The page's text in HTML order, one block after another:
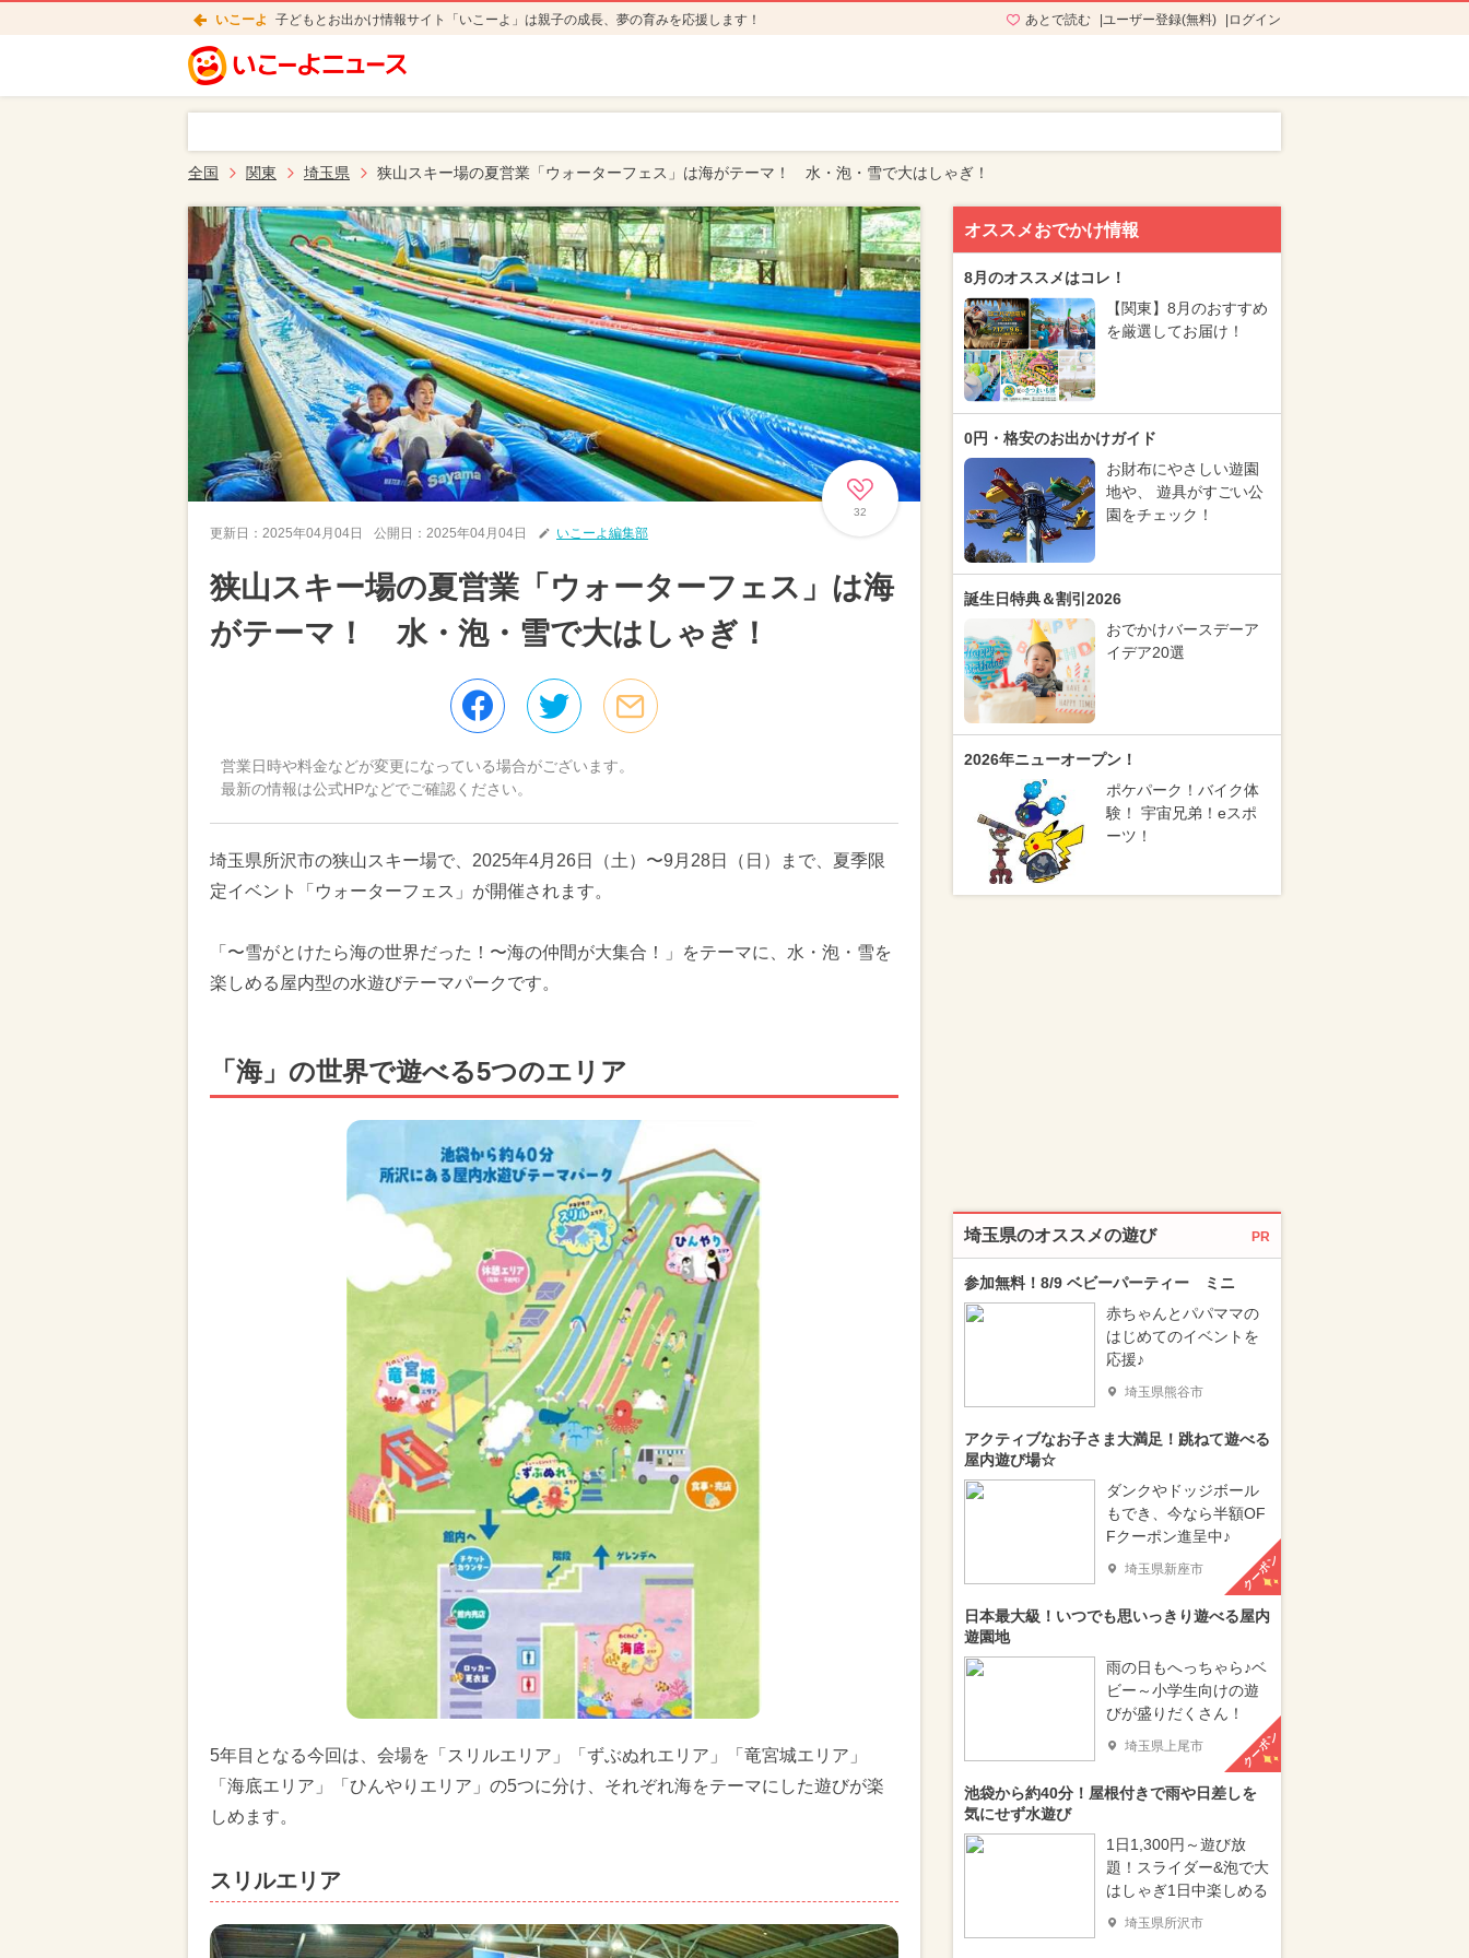
いこーよ 子どもとお出かけ情報サイト「いこーよ」は親子の成長、夢の育みを応援します！ あとで読む ユーザー登録(無料) ログイン
全国 関東 埼玉県 狭山スキー場の夏営業「ウォーターフェス」は海がテーマ！ 水・泡・雪で大はしゃぎ！
32
更新日： 2025年04月04日 公開日： 2025年04月04日 いこーよ編集部
狭山スキー場の夏営業「ウォーターフェス」は海
がテーマ！ 水・泡・雪で大はしゃぎ！
営業日時や料金などが変更になっている場合がございます。
最新の情報は公式HPなどでご確認ください。
埼玉県所沢市の狭山スキー場で、2025年4月26日（土）〜9月28日（日）まで、夏季限
定イベント「ウォーターフェス」が開催されます。
「〜雪がとけたら海の世界だった！〜海の仲間が大集合！」をテーマに、水・泡・雪を
楽しめる屋内型の水遊びテーマパークです。
「海」の世界で遊べる5つのエリア
5年目となる今回は、会場を「スリルエリア」「ずぶぬれエリア」「竜宮城エリア」
「海底エリア」「ひんやりエリア」の5つに分け、それぞれ海をテーマにした遊びが楽
しめます。
スリルエリア
オススメおでかけ情報
8月のオススメはコレ！
【関東】8月のおすすめ
を厳選してお届け！
0円・格安のお出かけガイド
お財布にやさしい遊園
地や、 遊具がすごい公
園をチェック！
誕生日特典＆割引2026
おでかけバースデーア
イデア20選
2026年ニューオープン！
ポケパーク！バイク体
験！ 宇宙兄弟！eスポ
ーツ！
埼玉県のオススメの遊び PR
参加無料！8/9 ベビーパーティー ミニ
赤ちゃんとパパママの
はじめてのイベントを
応援♪
埼玉県熊谷市
アクティブなお子さま大満足！跳ねて遊べる
屋内遊び場☆
ダンクやドッジボール
もでき、今なら半額OF
Fクーポン進呈中♪
埼玉県新座市 クーポン
日本最大級！いつでも思いっきり遊べる屋内
遊園地
雨の日もへっちゃら♪ベ
ビー～小学生向けの遊
びが盛りだくさん！
埼玉県上尾市 クーポン
池袋から約40分！屋根付きで雨や日差しを
気にせず水遊び
1日1,300円～遊び放
題！スライダー&泡で大
はしゃぎ1日中楽しめる
埼玉県所沢市